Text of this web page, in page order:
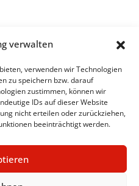
verwalten
verwenden wir Technologien
zu speichern bzw. darauf
zustimmen, können wir
IDs auf dieser Website
nicht erteilen oder zurückziehen,
beeinträchtigt werden.